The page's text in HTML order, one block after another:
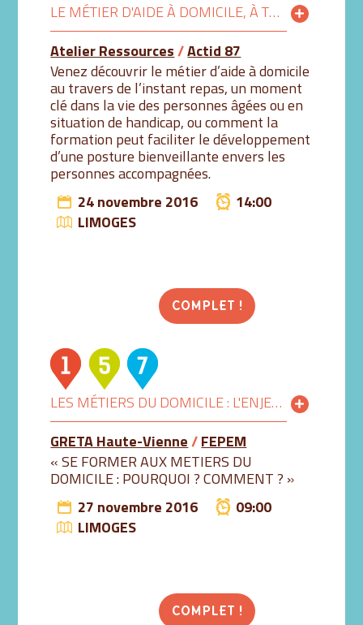
LE MÉTIER D'AIDE À DOMICILE, À TRAVERS L'INSTANT REPAS
Atelier Ressources/Actid 87
Venez découvrir le métier d’aide à domicile
au travers de l’instant repas, un moment
clé dans la vie des personnes âgées ou en
situation de handicap, ou comment la
formation peut faciliter le développement
d’une posture bienveillante envers les
personnes accompagnées.
24 novembre 2016
14:00
LIMOGES
COMPLET !
LES MÉTIERS DU DOMICILE : L'ENJEU DE LA FORMATION
GRETA Haute-Vienne/FEPEM
« SE FORMER AUX METIERS DU
DOMICILE : POURQUOI ? COMMENT ? »
27 novembre 2016
09:00
LIMOGES
COMPLET !